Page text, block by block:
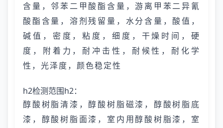
含量，邻苯二甲酸酯含量，游离甲苯二异氰
酸酯含量，溶剂残留量，水分含量，酸值，
碱值，密度，粘度，细度，干燥时间，硬
度，附着力，耐冲击性，耐候性，耐化学
性，光泽度，颜色稳定性
h2检测范围h2：
醇酸树脂清漆，醇酸树脂磁漆，醇酸树脂底
漆，醇酸树脂面漆，室内用醇酸树脂漆，室